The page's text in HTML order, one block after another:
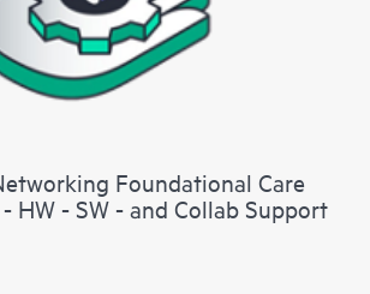
Foundational Care
HW - SW - and Collab Support